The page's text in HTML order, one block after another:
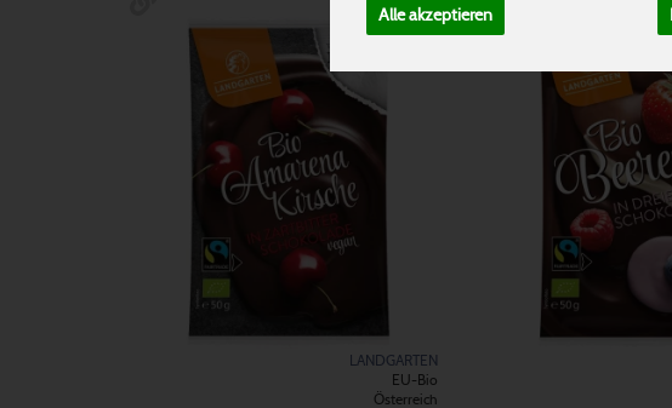
Alle akzeptieren
LANDGARTEN
EU-Bio
Österreich